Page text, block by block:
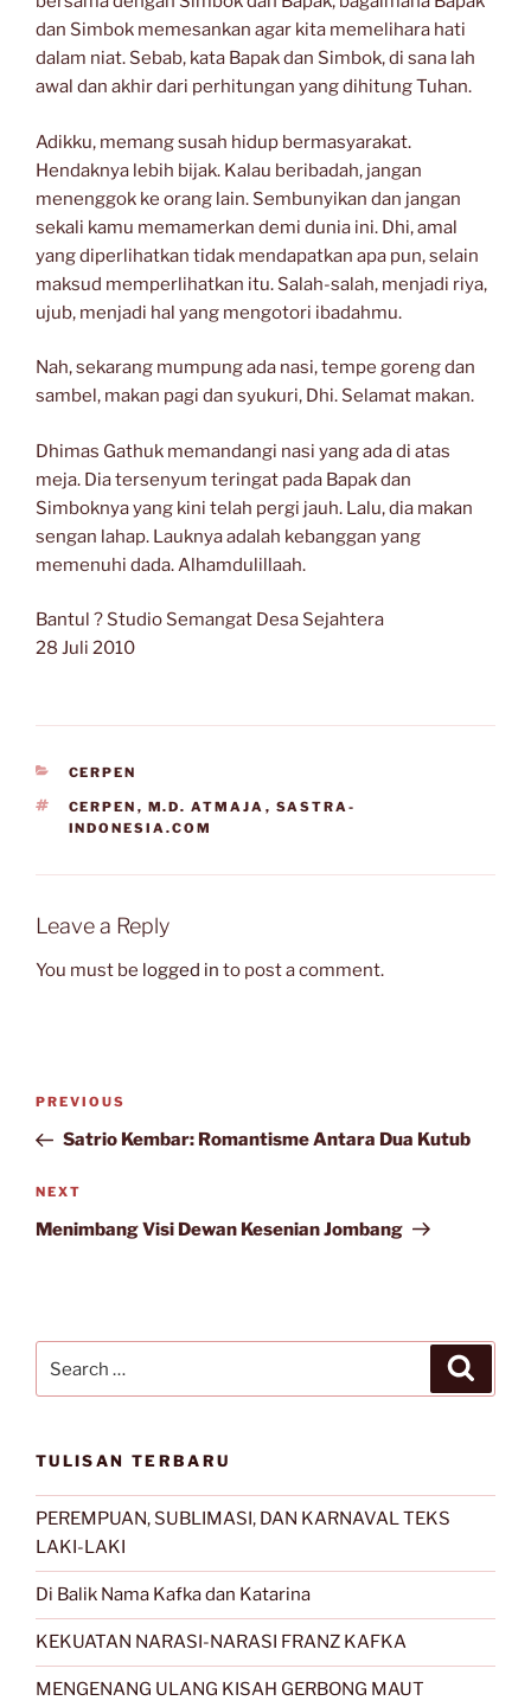
dan Simbok memesankan agar kita memelihara hati
dalam niat. Sebab, kata Bapak dan Simbok, di sana lah
awal dan akhir dari perhitungan yang dihitung Tuhan.
Adikku, memang susah hidup bermasyarakat.
Hendaknya lebih bijak. Kalau beribadah, jangan
menenggok ke orang lain. Sembunyikan dan jangan
sekali kamu memamerkan demi dunia ini. Dhi, amal
yang diperlihatkan tidak mendapatkan apa pun, selain
maksud memperlihatkan itu. Salah-salah, menjadi riya,
ujub, menjadi hal yang mengotori ibadahmu.
Nah, sekarang mumpung ada nasi, tempe goreng dan
sambel, makan pagi dan syukuri, Dhi. Selamat makan.
Dhimas Gathuk memandangi nasi yang ada di atas
meja. Dia tersenyum teringat pada Bapak dan
Simboknya yang kini telah pergi jauh. Lalu, dia makan
sengan lahap. Lauknya adalah kebanggan yang
memenuhi dada. Alhamdulillaah.
Bantul ? Studio Semangat Desa Sejahtera
28 Juli 2010
CATEGORIES
CERPEN
TAGS
CERPEN , M.D. ATMAJA , SASTRA-
INDONESIA.COM
Leave a Reply
You must be logged in to post a comment.
Post
Previous
Post
PREVIOUS
Satrio Kembar: Romantisme Antara Dua Kutub
Next
Post
NEXT
Menimbang Visi Dewan Kesenian Jombang
for:
TULISAN TERBARU
PEREMPUAN, SUBLIMASI, DAN KARNAVAL TEKS
LAKI-LAKI
Di Balik Nama Kafka dan Katarina
KEKUATAN NARASI-NARASI FRANZ KAFKA
MENGENANG ULANG KISAH GERBONG MAUT